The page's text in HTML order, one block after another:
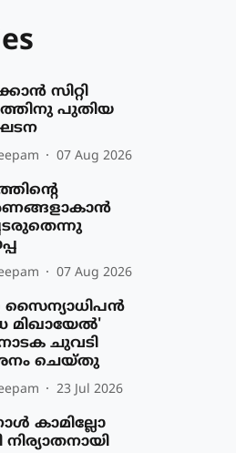
സിറ്റി
പുതിയ
07 Aug 2026
07 Aug 2026
സൈന്യാധിപൻ
മിഖായേൽ'
ചുവടി
ചെയ്തു
23 Jul 2026
കാമില്ലോ
നിര്യാതനായി